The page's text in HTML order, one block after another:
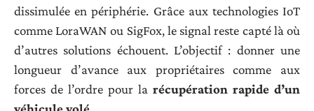
dissimulée en périphérie. Grâce aux technologies IoT
comme LoraWAN ou SigFox, le signal reste capté là où
d’autres solutions échouent. L’objectif : donner une
longueur d’avance aux propriétaires comme aux
forces de l’ordre pour la récupération rapide d’un